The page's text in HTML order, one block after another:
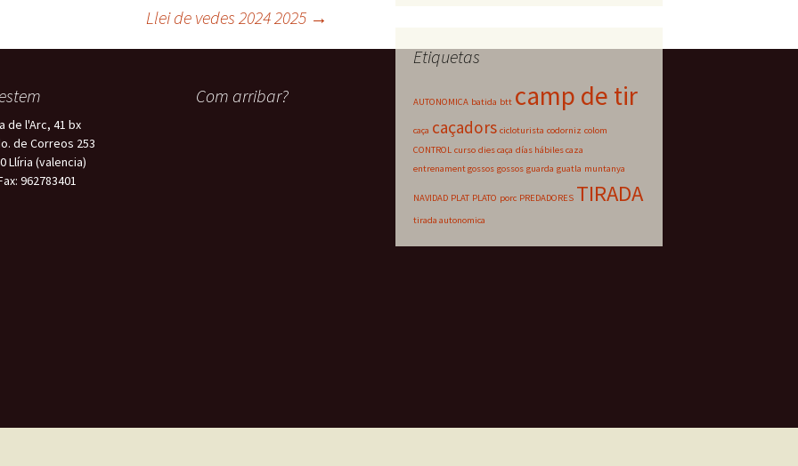
Llei de vedes 2024 2025 →
Etiquetas
AUTONOMICA batida btt camp de tir
caça caçadors cicloturista codorniz colom
CONTROL curso dies caça días hábiles caza
entrenament gossos gossos guarda guatla muntanya
NAVIDAD PLAT PLATO porc PREDADORES TIRADA
tirada autonomica
de l'Arc, 41 bx
de Correos 253
Llíria (valencia)
962783401
Com arribar?